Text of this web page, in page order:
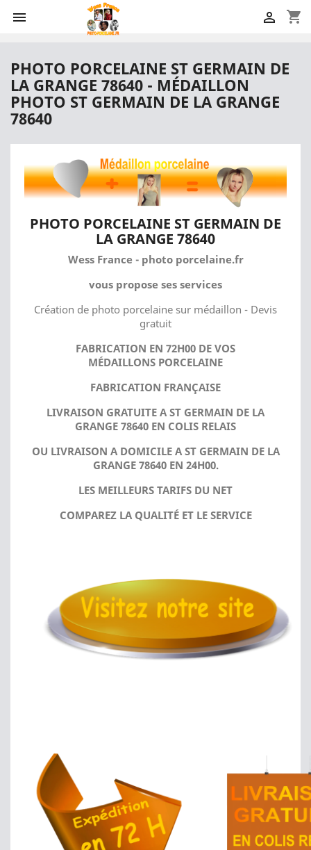
 shopping_cart

PHOTO PORCELAINE ST GERMAIN DE
LA GRANGE 78640 - MÉDAILLON
PHOTO ST GERMAIN DE LA GRANGE
78640
PHOTO PORCELAINE ST GERMAIN DE
LA GRANGE 78640
Wess France - photo porcelaine.fr
vous propose ses services
Création de photo porcelaine sur médaillon - Devis
gratuit
FABRICATION EN 72H00 DE VOS
MÉDAILLONS PORCELAINE
FABRICATION FRANÇAISE
LIVRAISON GRATUITE A ST GERMAIN DE LA
GRANGE 78640 EN COLIS RELAIS
OU LIVRAISON A DOMICILE A ST GERMAIN DE LA
GRANGE 78640 EN 24H00.
LES MEILLEURS TARIFS DU NET
COMPAREZ LA QUALITÉ ET LE SERVICE